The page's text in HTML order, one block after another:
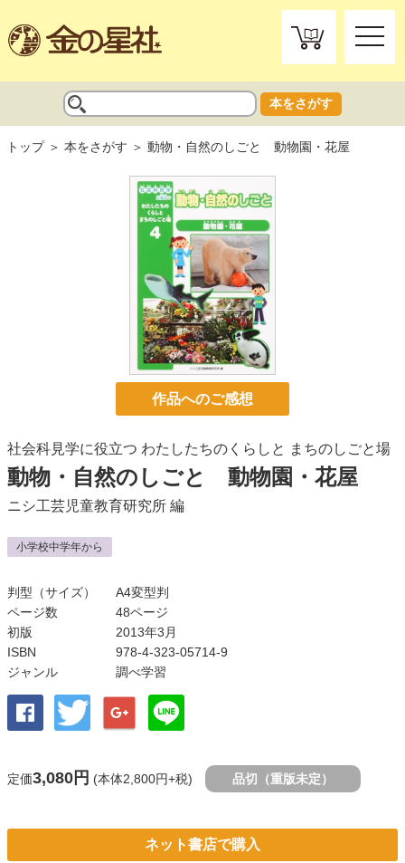
toggle
本をさがす
トップ 本をさがす 動物・自然のしごと 動物園・花屋
作品へのご感想
社会科見学に役立つ わたしたちのくらしと まちのしごと場
動物・自然のしごと 動物園・花屋
ニシ工芸児童教育研究所 編
小学校中学年から
判型（サイズ）
A4変型判
ページ数
48ページ
初版
2013年3月
ISBN
978-4-323-05714-9
ジャンル
調べ学習
定価3,080円 (本体2,800円+税) 品切（重版未定）
ネット書店で購入